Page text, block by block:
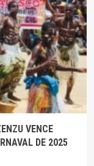
VENCE
DE 2025